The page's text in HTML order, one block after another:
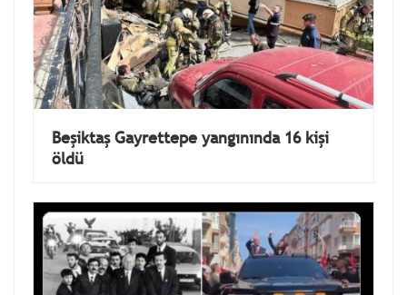
Beşiktaş Gayrettepe yangınında 16 kişi
öldü